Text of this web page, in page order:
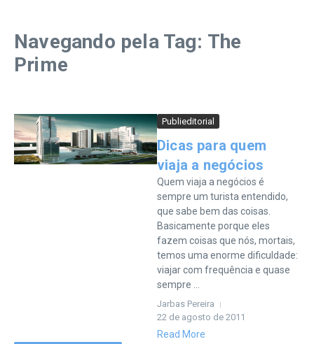
Navegando pela Tag: The
Prime
Publieditorial
Dicas para quem
viaja a negócios
Quem viaja a negócios é
sempre um turista entendido,
que sabe bem das coisas.
Basicamente porque eles
fazem coisas que nós, mortais,
temos uma enorme dificuldade:
viajar com frequência e quase
sempre ...
Jarbas Pereira
22 de agosto de 2011
Read More